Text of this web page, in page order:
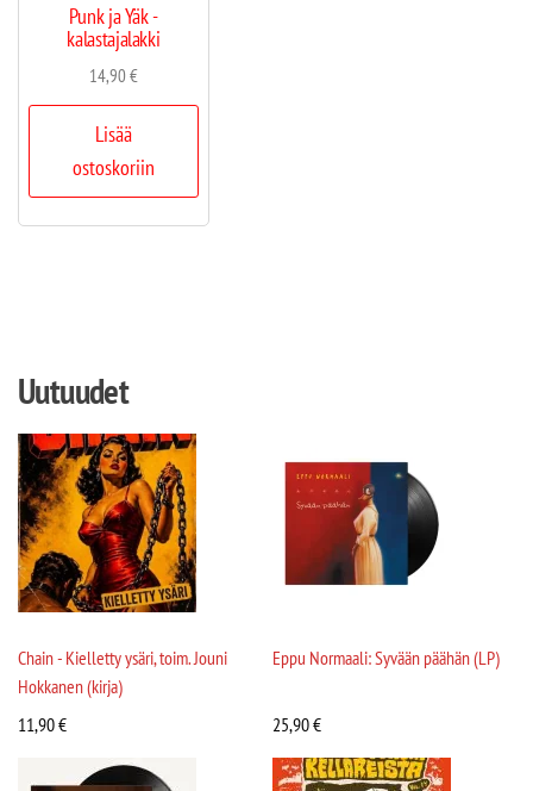
Punk ja Yäk -
kalastajalakki
14,90€
Lisää
ostoskoriin
Uutuudet
Chain - Kielletty ysäri, toim. Jouni
Hokkanen (kirja)
11,90€
Eppu Normaali: Syvään päähän (LP)
25,90€